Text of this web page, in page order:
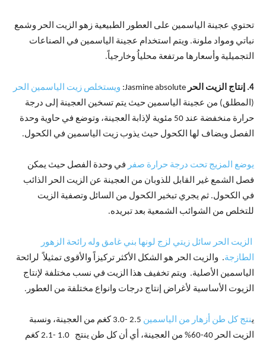
تحتوي عجينة الياسمين على العطور الطبيعية زهو الزيت الحر وشمع
نباتي ومواد ملونة. ويتم استخدام عجينة الياسمين في الصناعات
التجميلية وأسعارها مرتفعة محلياُ وخارجياً.
4. إنتاج الزيت الحر Jasmine absolute: ويستخلص زيت الياسمين الحر
(المطلق) من عجينة الياسمين حيث يتم تسخين العجينة إلى درجة
حرارة منخفضة عند 50 مئوية لإذابة العجينة، وتوضع في حاوية وحدة
الفصل ويضاف لها الكحول حيث يذوب زيت الياسمين في الكحول.
يوضع المزيج تحت درجة حرارة صفر في وحدة الفصل حيث يمكن
فصل الشمع غير القابل للذوبان من العجينة عن الزيت الحر الذائب
في الكحول. ثم يجري تبخير الكحول من السائل وتصفية الزيت
للتخلص من الشوائب الشمعية بعد تبريده.
الزيت الحر سائل زيتي لزج لونها بني غامق وله رائحة الزهور
الطازجة. والزيت الحر هو الشكل الأكثر تركيزاً والأقوى تمثيلاً لرائحة
الياسمين الأصلية. ويتم تخفيف هذا الزيت في نسب مختلفة لإنتاج
الزيوت الأساسية لأغراض إنتاج درجات وانواع مختلفة من العطور.
ينتج كل طن أزهار من الياسمين
2.5 -3.0 كغم من العجينة، ونسبة
الزيت الحر 40-60% من العجينة، أي أن كل طن ينتج 1.0 -2.1 كغم